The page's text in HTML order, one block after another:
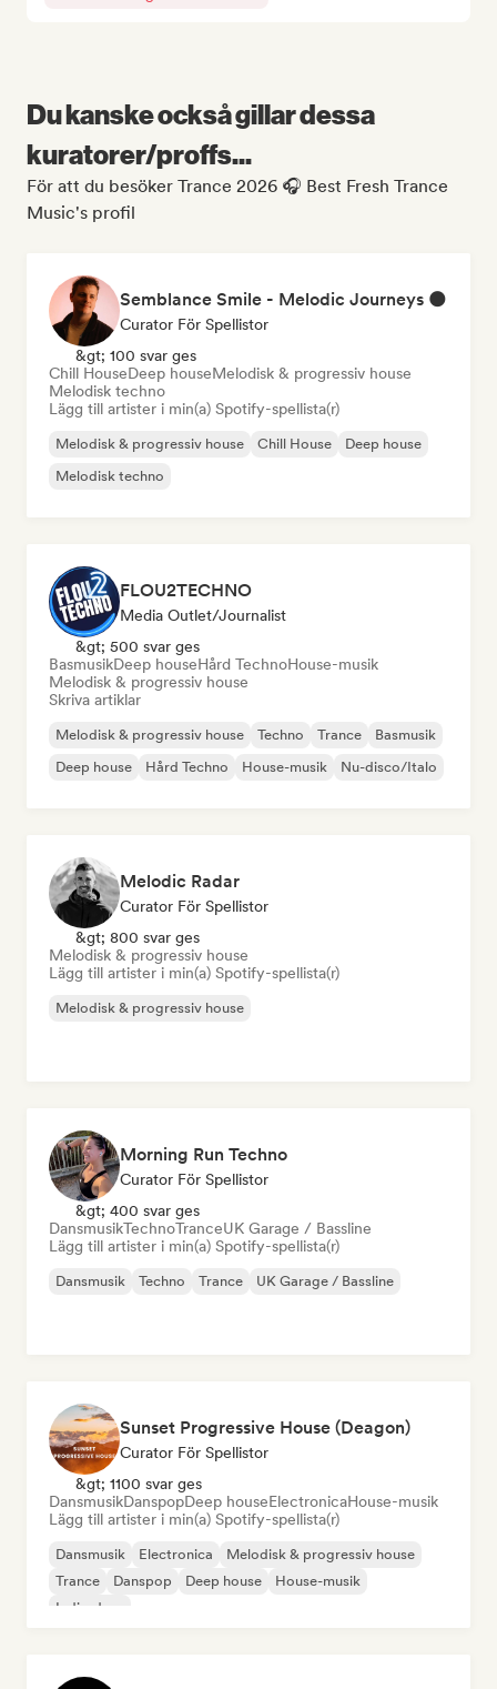
Du kanske också gillar dessa
kuratorer/proffs...
För att du besöker Trance 2026 🎧 Best Fresh Trance
Music's profil
Semblance Smile - Melodic Journeys 🌑
Curator För Spellistor
&gt; 100 svar ges
Chill HouseDeep houseMelodisk & progressiv house
Melodisk techno
Lägg till artister i min(a) Spotify-spellista(r)
Melodisk & progressiv house Chill House
Deep house
Melodisk techno
FLOU2TECHNO
Media Outlet/Journalist
&gt; 500 svar ges
BasmusikDeep houseHård TechnoHouse-musik
Melodisk & progressiv house
Skriva artiklar
Melodisk & progressiv house Techno Trance
Basmusik
Deep house
Hård Techno House-musik Nu-disco/Italo
Melodic Radar
Curator För Spellistor
&gt; 800 svar ges
Melodisk & progressiv house
Lägg till artister i min(a) Spotify-spellista(r)
Melodisk & progressiv house
Morning Run Techno
Curator För Spellistor
&gt; 400 svar ges
DansmusikTechnoTranceUK Garage / Bassline
Lägg till artister i min(a) Spotify-spellista(r)
Dansmusik Techno Trance UK Garage / Bassline
Sunset Progressive House (Deagon)
Curator För Spellistor
&gt; 1100 svar ges
DansmusikDanspopDeep houseElectronicaHouse-musik
Lägg till artister i min(a) Spotify-spellista(r)
Dansmusik Electronica
Melodisk & progressiv house
Trance
Danspop Deep house
House-musik
Indie-dans